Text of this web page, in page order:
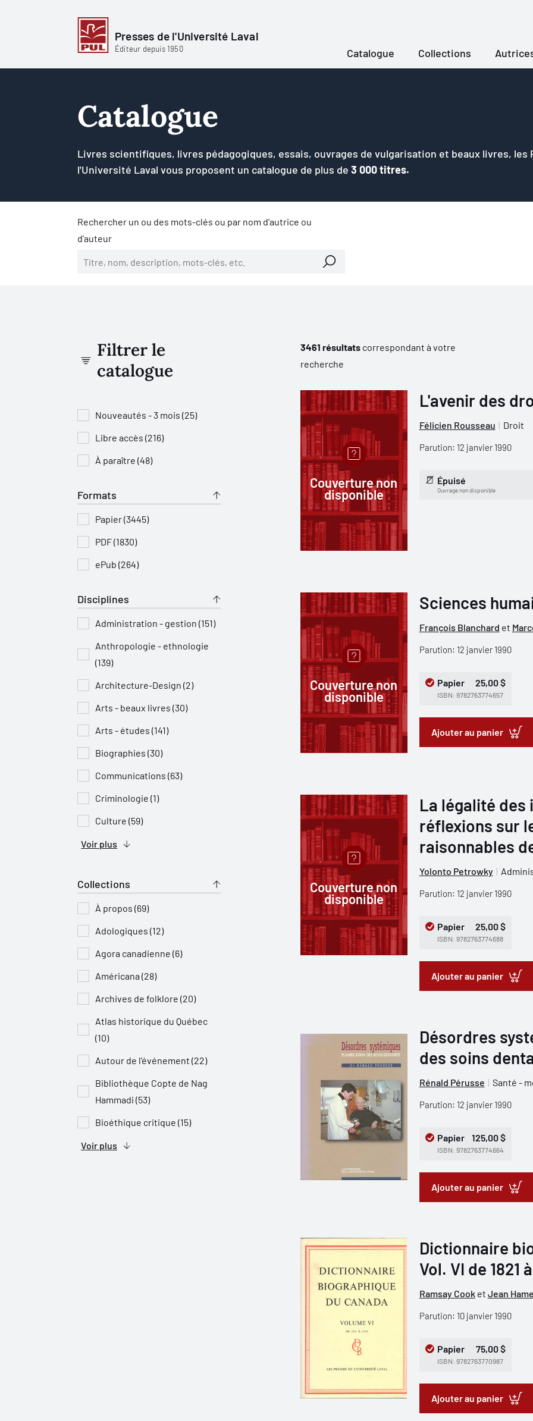
Presses de l'Université Laval
Éditeur depuis 1950 Catalogue Collections
Catalogue
Livres scientifiques, livres pédagogiques, essais, ouvrages de vulgarisation et beaux livres, les
l'Université Laval vous proposent un catalogue de plus de 3 000 titres.
Rechercher un ou des mots-clés ou par nom d'autrice ou
d'auteur
Filtrer le
catalogue
Nouveautés - 3 mois (25)
Libre accès (216)
À paraître (48)
Formats
Papier (3445)
PDF (1830)
ePub (264)
Disciplines
Administration - gestion (151)
Anthropologie - ethnologie
(139)
Architecture-Design (2)
Arts - beaux livres (30)
Arts - études (141)
Biographies (30)
Communications (63)
Criminologie (1)
Culture (59)
Voir plus
Collections
À propos (69)
Adologiques (12)
Agora canadienne (6)
Américana (28)
Archives de folklore (20)
Atlas historique du Québec
(10)
Autour de l'événement (22)
Bibliothèque Copte de Nag
Hammadi (53)
Bioéthique critique (15)
Voir plus
3461 résultatscorrespondant à votre
recherche
Couverture non
disponible
L'avenir des
Félicien Rousseau Droit
Parution: 12 janvier 1990
Épuisé
Ouvrage non disponible
Couverture non
disponible
Sciences
François Blanchard et
Parution: 12 janvier 1990
Papier 25,00 $
ISBN: 9782763774657
Ajouter au panier
Couverture non
disponible
La légalité
réflexions sur
raisonnables
Yolonto Petrowky
Parution: 12 janvier 1990
Papier 25,00 $
ISBN: 9782763774688
Ajouter au panier
Désordres
des soins
Rénald Pérusse Santé -
Parution: 12 janvier 1990
Papier 125,00 $
ISBN: 9782763774664
Ajouter au panier
Dictionnaire
Vol. VI de 1821
Ramsay Cooket Jean
Parution: 10 janvier 1990
Papier 75,00 $
ISBN: 9782763770987
Ajouter au panier